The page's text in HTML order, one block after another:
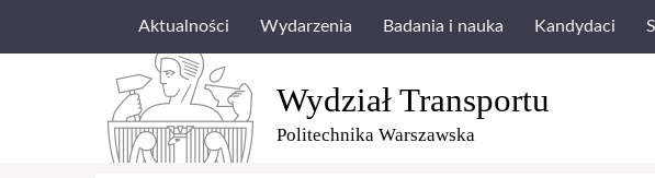
Aktualności Wydarzenia Badania i nauka Kandydaci
Wydział Transportu
Politechnika Warszawska